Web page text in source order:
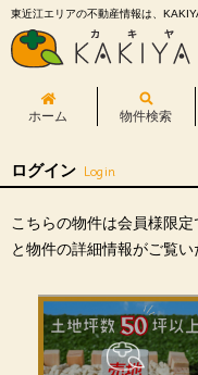
東近江エリアの不動産情報は、
ホーム 物件検索
ログイン Login
こちらの物件は会員様限
と物件の詳細情報がご覧い